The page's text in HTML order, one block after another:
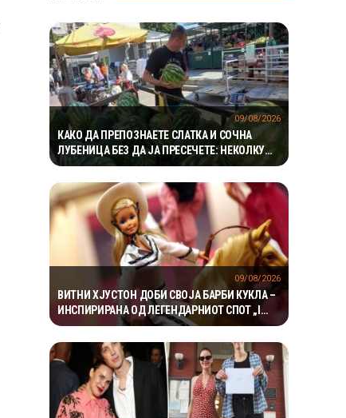
КАКО ДА ПРЕПОЗНАЕТЕ СЛАТКА И СОЧНА
ЛУБЕНИЦА БЕЗ ДА ЈА ПРЕСЕЧЕТЕ: НЕКОЛКУ
ЗНАЦИ МОЖАТ МНОГУ ДА ОТКРИЈАТ
09/08/2026
ВИТНИ ХЈУСТОН ДОБИ СВОЈА БАРБИ КУКЛА –
ИНСПИРИРАНА ОД ЛЕГЕНДАРНИОТ СПОТ „I
WANNA DANCE WITH SOMEBODY“
09/08/2026